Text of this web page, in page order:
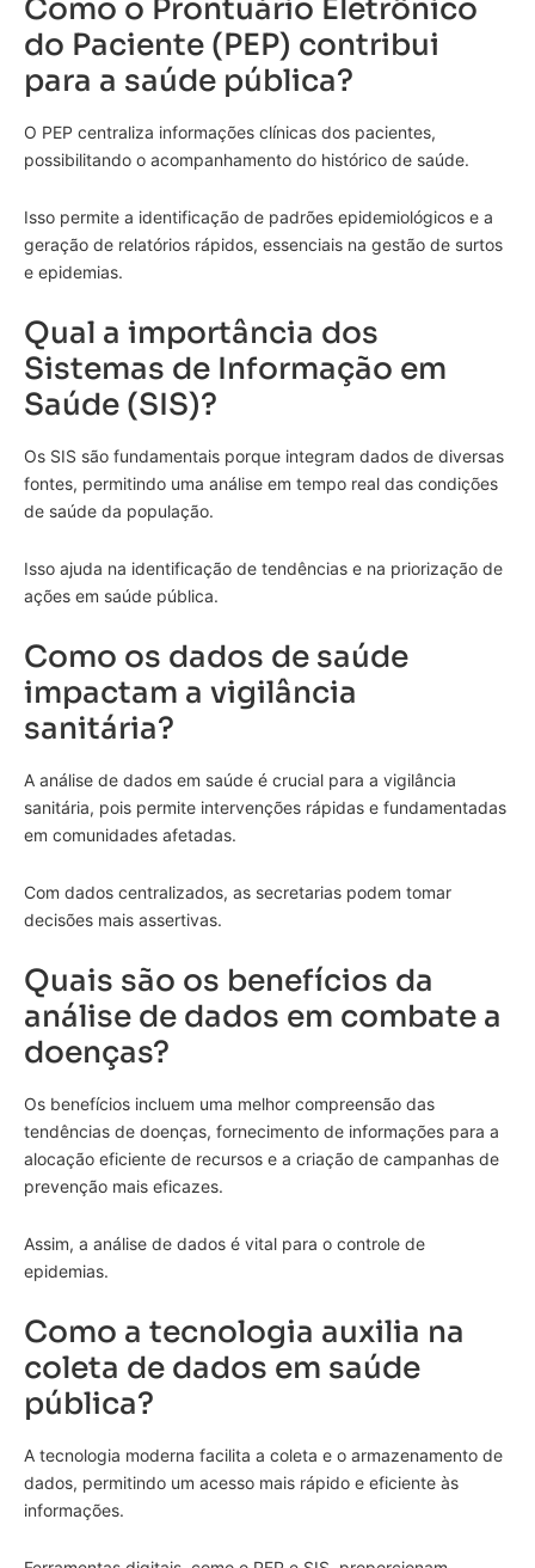
Como o Prontuário Eletrônico
do Paciente (PEP) contribui
para a saúde pública?
O PEP centraliza informações clínicas dos pacientes,
possibilitando o acompanhamento do histórico de saúde.
Isso permite a identificação de padrões epidemiológicos e a
geração de relatórios rápidos, essenciais na gestão de surtos
e epidemias.
Qual a importância dos
Sistemas de Informação em
Saúde (SIS)?
Os SIS são fundamentais porque integram dados de diversas
fontes, permitindo uma análise em tempo real das condições
de saúde da população.
Isso ajuda na identificação de tendências e na priorização de
ações em saúde pública.
Como os dados de saúde
impactam a vigilância
sanitária?
A análise de dados em saúde é crucial para a vigilância
sanitária, pois permite intervenções rápidas e fundamentadas
em comunidades afetadas.
Com dados centralizados, as secretarias podem tomar
decisões mais assertivas.
Quais são os benefícios da
análise de dados em combate a
doenças?
Os benefícios incluem uma melhor compreensão das
tendências de doenças, fornecimento de informações para a
alocação eficiente de recursos e a criação de campanhas de
prevenção mais eficazes.
Assim, a análise de dados é vital para o controle de
epidemias.
Como a tecnologia auxilia na
coleta de dados em saúde
pública?
A tecnologia moderna facilita a coleta e o armazenamento de
dados, permitindo um acesso mais rápido e eficiente às
informações.